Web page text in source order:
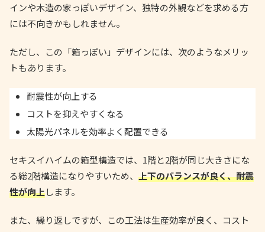
インや木造の家っぽいデザイン、独特の外観などを求める方
には不向きかもしれません。
ただし、この「箱っぽい」デザインには、次のようなメリッ
トもあります。
耐震性が向上する
コストを抑えやすくなる
太陽光パネルを効率よく配置できる
セキスイハイムの箱型構造では、1階と2階が同じ大きさにな
る総2階構造になりやすいため、 上下のバランスが良く、耐震
性が向上します。
また、繰り返しですが、この工法は生産効率が良く、コスト